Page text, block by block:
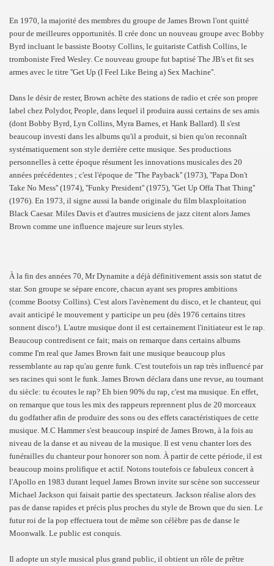
En 1970, la majorité des membres du groupe de James Brown l'ont quitté
pour de meilleures opportunités. Il crée donc un nouveau groupe avec Bobby
Byrd incluant le bassiste Bootsy Collins, le guitariste Catfish Collins, le
tromboniste Fred Wesley. Ce nouveau groupe fut baptisé The JB's et fit ses
armes avec le titre ''Get Up (I Feel Like Being a) Sex Machine''.
Dans le désir de rester, Brown achète des stations de radio et crée son propre
label chez Polydor, People, dans lequel il produira aussi certains de ses amis
(dont Bobby Byrd, Lyn Collins, Myra Barnes, et Hank Ballard). Il s'est
beaucoup investi dans les albums qu'il a produit, si bien qu'on reconnaît
systématiquement son style derrière cette musique. Ses productions
personnelles à cette époque résument les innovations musicales des 20
années précédentes ; c'est l'époque de ''The Payback'' (1973), ''Papa Don't
Take No Mess'' (1974), ''Funky President'' (1975), ''Get Up Offa That Thing''
(1976). En 1973, il signe aussi la bande originale du film blaxploitation
Black Caesar. Miles Davis et d'autres musiciens de jazz citent alors James
Brown comme une influence majeure sur leurs styles.
À la fin des années 70, Mr Dynamite a déjà définitivement assis son statut de
star. Son groupe se sépare encore, chacun ayant ses propres ambitions
(comme Bootsy Collins). C'est alors l'avènement du disco, et le chanteur, qui
avait anticipé le mouvement y participe un peu (dès 1976 certains titres
sonnent disco!). L'autre musique dont il est certainement l'initiateur est le rap.
Beaucoup contredisent ce fait; mais on remarque dans certains albums
comme I'm real que James Brown fait une musique beaucoup plus
ressemblante au rap qu'au genre funk. C'est toutefois un rap très influencé par
ses racines qui sont le funk. James Brown déclara dans une revue, au tournant
du siècle: tu écoutes le rap? Eh bien 90% du rap, c'est ma musique. En effet,
on remarque que tous les mix des rappeurs reprennent plus de 20 morceaux
du godfather afin de produire des sons ou des effets caractéristiques de cette
musique. M.C Hammer s'est beaucoup inspiré de James Brown, à la fois au
niveau de la danse et au niveau de la musique. Il est venu chanter lors des
funérailles du chanteur pour honorer son nom. À partir de cette période, il est
beaucoup moins prolifique et actif. Notons toutefois ce fabuleux concert à
l'Apollo en 1983 durant lequel James Brown invite sur scène son successeur
Michael Jackson qui faisait partie des spectateurs. Jackson réalise alors des
pas de danse rapides et précis plus proches du style de Brown que du sien. Le
futur roi de la pop effectuera tout de même son célèbre pas de danse le
Moonwalk. Le public est conquis.
Il adopte un style musical plus grand public, il obtient un rôle de prêtre